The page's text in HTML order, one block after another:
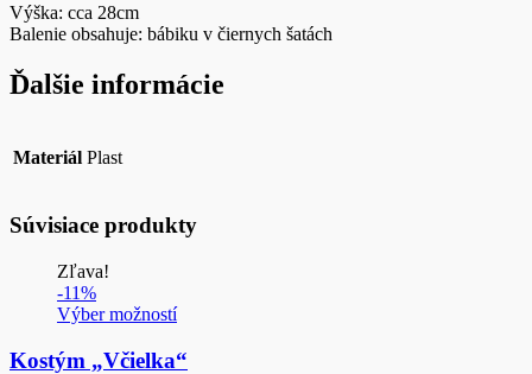
Výška: cca 28cm
Balenie obsahuje: bábiku v čiernych šatách
Ďalšie informácie
Materiál Plast
Súvisiace produkty
Zľava!
-11%
Výber možností
Kostým „Včielka“